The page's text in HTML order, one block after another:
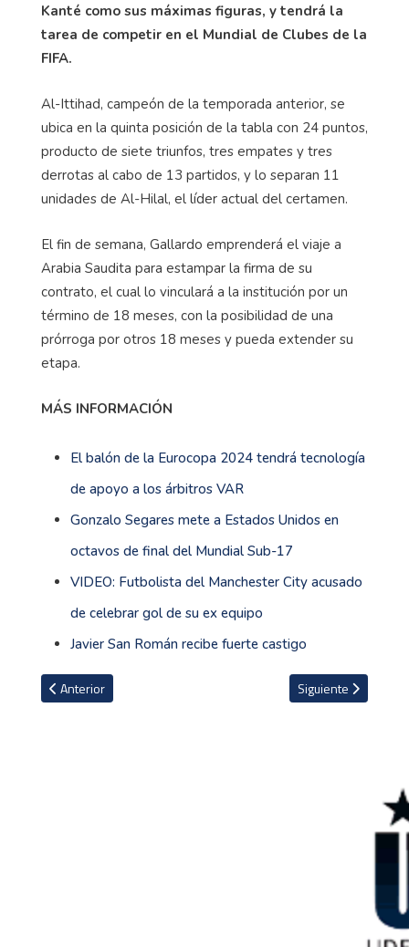
Kanté como sus máximas figuras, y tendrá la
tarea de competir en el Mundial de Clubes de la
FIFA.
Al-Ittihad, campeón de la temporada anterior, se
ubica en la quinta posición de la tabla con 24 puntos,
producto de siete triunfos, tres empates y tres
derrotas al cabo de 13 partidos, y lo separan 11
unidades de Al-Hilal, el líder actual del certamen.
El fin de semana, Gallardo emprenderá el viaje a
Arabia Saudita para estampar la firma de su
contrato, el cual lo vinculará a la institución por un
término de 18 meses, con la posibilidad de una
prórroga por otros 18 meses y pueda extender su
etapa.
MÁS INFORMACIÓN
El balón de la Eurocopa 2024 tendrá tecnología
de apoyo a los árbitros VAR
Gonzalo Segares mete a Estados Unidos en
octavos de final del Mundial Sub-17
VIDEO: Futbolista del Manchester City acusado
de celebrar gol de su ex equipo
Javier San Román recibe fuerte castigo
Artículo anterior: Por este motivo el Chelsea podría perder
Anterior Artículo siguiente:
Siguiente